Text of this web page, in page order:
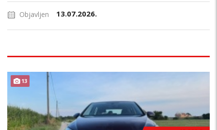
Objavljen 13.07.2026.
13